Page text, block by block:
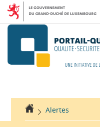
Aller
la
Aller
contenu
Accueil
Alertes